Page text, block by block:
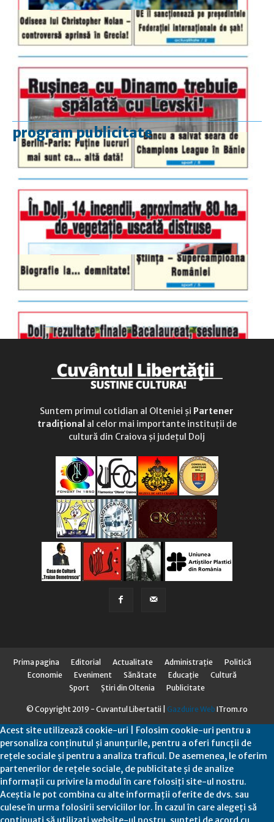
program publicitate
luni-vineri
9.00 - 17.00
duminică
9.00 - 12.00
Suntem primul cotidian al Olteniei și Partener
tradițional al celor mai importante instituții de
cultură din Craiova și județul Dolj
Prima pagina Editorial Actualitate Administraţie
Politică
Economie
Eveniment Sănătate Educaţie
Cultură
Sport
Știri din Oltenia Publicitate
© Copyright 2019 - Cuvantul Libertatii | Gazduire Web ITrom.ro
Acest site utilizează cookie-uri | Folosim cookie-uri pentru a
personaliza conținutul și anunțurile, pentru a oferi funcții de
rețele sociale și pentru a analiza traficul. De asemenea, le oferim
partenerilor de rețele sociale, de publicitate și de analize
informații cu privire la modul în care folosiți site-ul nostru.
Aceștia le pot combina cu alte informații oferite de dvs. sau
culese în urma folosirii serviciilor lor. În cazul în care alegeți să